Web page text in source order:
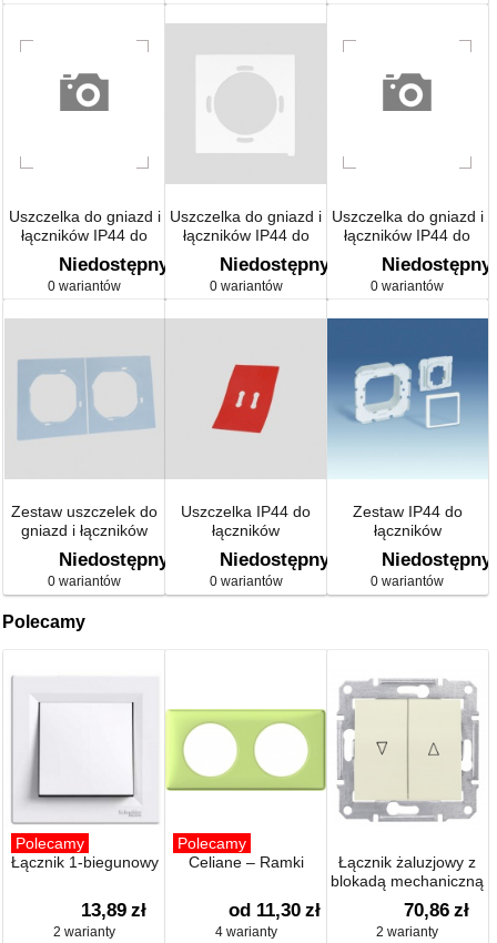
Uszczelka do gniazd i
łączników IP44 do
ramki podwójnej
Niedostępny
0 wariantów
Uszczelka do gniazd i
łączników IP44 do
ramki 1-krotnej
Niedostępny
0 wariantów
Uszczelka do gniazd i
łączników IP44 do
ramki potrójnej
Niedostępny
0 wariantów
Zestaw uszczelek do
gniazd i łączników
IP44 do ramki 2-
krotnej IP44
Niedostępny
0 wariantów
Uszczelka IP44 do
łączników
dwuklawiszowych
Niedostępny
0 wariantów
Zestaw IP44 do
łączników
Niedostępny
0 wariantów
Polecamy
Polecamy
Łącznik 1-biegunowy
13,89 zł
2 warianty
Polecamy
Celiane – Ramki
od 11,30 zł
4 warianty
Łącznik żaluzjowy z
blokadą mechaniczną
70,86 zł
2 warianty